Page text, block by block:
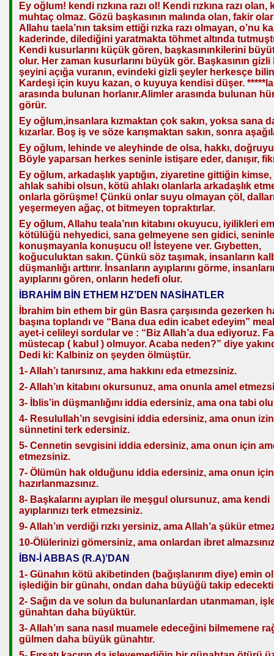
Ey oğlum! kendi rızkına razı ol! Kendi rızkına razı olan,
muhtaç olmaz. Gözü başkasının malında olan, fakir
Allahu taela’nın taksim ettiği rızka razı olmayan, o’nu
kaderinde, dilediğini yaratmakta töhmet altında
Kendi kusurlarını küçük gören, başkasınınkilerini
olur. Her zaman kusurlarını büyük gör. Başkasının gizli
şeyini açığa vuranın, evindeki gizli şeyler herkesçe
Kardeşi için kuyu kazan, o kuyuya kendisi düşer.
arasında bulunan horlanır.Alimler arasında bulunan
görür.
Ey oğlum,insanlara kızmaktan çok sakın, yoksa sana
kızarlar. Boş iş ve söze karışmaktan sakın, sonra
Ey oğlum, lehinde ve aleyhinde de olsa, hakkı,
Böyle yaparsan herkes seninle istişare eder, danışır,
Ey oğlum, arkadaşlık yaptığın, ziyaretine gittiğin kimse,
ahlak sahibi olsun, kötü ahlakı olanlarla arkadaşlık
onlarla görüşme! Çünkü onlar suyu olmayan çöl,
yeşermeyen ağaç, ot bitmeyen topraktırlar.
Ey oğlum, Allahu teala’nın kitabını okuyucu, iyilikleri
kötülüğü nehyedici, sana gelmeyene sen gidici, seninle
konuşmayanla konuşucu ol! İsteyene ver. Gıybetten,
koğuculuktan sakın. Çünkü söz taşımak, insanların
düşmanlığı arttırır. İnsanların ayıplarını görme,
ayıplarını gören, onların hedefi olur.
İBRAHİM BİN ETHEM HZ’DEN NASİHATLER
İbrahim bin ethem bir gün Basra çarşısında gezerken
başına toplandı ve “Bana dua edin icabet edeyim”
ayet-i celileyi sordular ve : “Biz Allah’a dua ediyoruz.
müstecap ( kabul ) olmuyor. Acaba neden?” diye
Dedi ki: Kalbiniz on şeyden ölmüştür.
1- Allah’ı tanırsınız, ama hakkını eda etmezsiniz.
2- Allah’ın kitabını okursunuz, ama onunla amel
3- İblis’in düşmanlığını iddia edersiniz, ama ona tabi
4- Resulullah’ın sevgisini iddia edersiniz, ama onun
sünnetini terk edersiniz.
5- Cennetin sevgisini iddia edersiniz, ama onun için
etmezsiniz.
7- Ölümün hak olduğunu iddia edersiniz, ama onun için
hazırlanmazsınız.
8- Başkalarını ayıpları ile meşgul olursunuz, ama kendi
ayıplarınızı terk etmezsiniz.
9- Allah’ın verdiği rızkı yersiniz, ama Allah’a şükür
10-Ölülerinizi gömersiniz, ama onlardan ibret
İBN-İ ABBAS (R.A)’DAN
1- Günahın kötü akibetinden (bağışlanırım diye) emin
işlediğin bir günahı, ondan daha büyüğü takip
2- Sağın da ve solun da bulunanlardan utanmaman,
günahtan daha büyüktür.
3- Allah’ın sana nasıl muamele edeceğini bilmemene
gülmen daha büyük günahtır.